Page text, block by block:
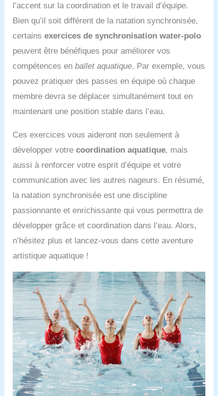
l’accent sur la coordination et le travail d’équipe.
Bien qu’il soit différent de la natation synchronisée,
certainsexercices de synchronisation water-polo
peuvent être bénéfiques pour améliorer vos
compétences enballet aquatique. Par exemple, vous
pouvez pratiquer des passes en équipe où chaque
membre devra se déplacer simultanément tout en
maintenant une position stable dans l’eau.
Ces exercices vous aideront non seulement à
développer votrecoordination aquatique, mais
aussi à renforcer votre esprit d’équipe et votre
communication avec les autres nageurs. En résumé,
la natation synchronisée est une discipline
passionnante et enrichissante qui vous permettra de
développer grâce et coordination dans l’eau. Alors,
n’hésitez plus et lancez-vous dans cette aventure
artistique aquatique !